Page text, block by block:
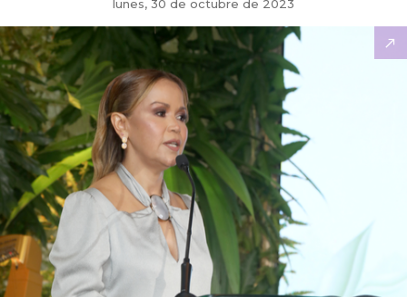
lunes, 30 de octubre de 2023